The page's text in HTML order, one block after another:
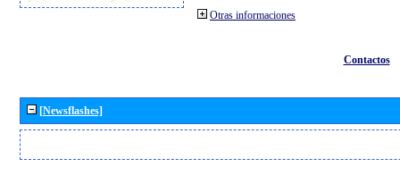
Otras informaciones
Contactos
[Newsflashes]